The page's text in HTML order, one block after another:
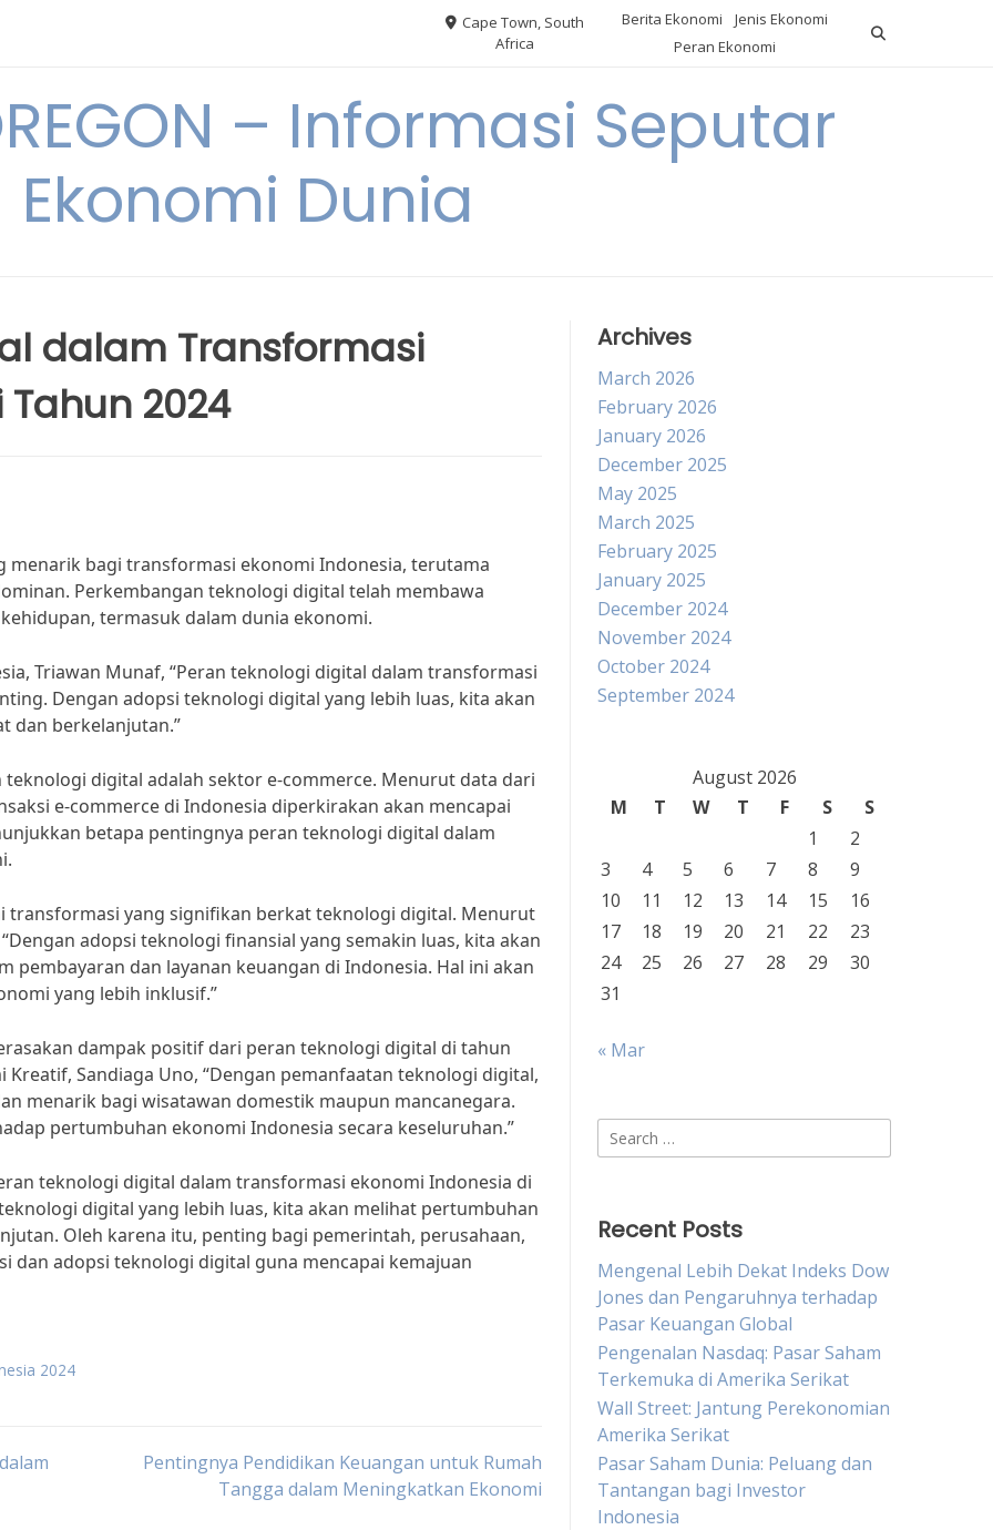
Cape Town, South
Africa
Berita Ekonomi
Jenis Ekonomi
Peran Ekonomi
– Informasi Seputar
Ekonomi Dunia
dalam Transformasi
2024
menarik bagi transformasi ekonomi Indonesia, terutama
Perkembangan teknologi digital telah membawa
termasuk dalam dunia ekonomi.
Triawan Munaf, “Peran teknologi digital dalam transformasi
Dengan adopsi teknologi digital yang lebih luas, kita akan
dan berkelanjutan.”
digital adalah sektor e-commerce. Menurut data dari
e-commerce di Indonesia diperkirakan akan mencapai
betapa pentingnya peran teknologi digital dalam
transformasi yang signifikan berkat teknologi digital. Menurut
adopsi teknologi finansial yang semakin luas, kita akan
pembayaran dan layanan keuangan di Indonesia. Hal ini akan
yang lebih inklusif.”
dampak positif dari peran teknologi digital di tahun
Sandiaga Uno, “Dengan pemanfaatan teknologi digital,
menarik bagi wisatawan domestik maupun mancanegara.
pertumbuhan ekonomi Indonesia secara keseluruhan.”
teknologi digital dalam transformasi ekonomi Indonesia di
digital yang lebih luas, kita akan melihat pertumbuhan
Oleh karena itu, penting bagi pemerintah, perusahaan,
dan adopsi teknologi digital guna mencapai kemajuan
2024
Pentingnya Pendidikan Keuangan untuk Rumah
Tangga dalam Meningkatkan Ekonomi
Archives
March 2026
February 2026
January 2026
December 2025
May 2025
March 2025
February 2025
January 2025
December 2024
November 2024
October 2024
September 2024
August 2026
M
T W T F S
S
1
2
3
4 5 6 7 8
9
10
11 12 13 14 15
16
17
18 19 20 21 22
23
24
25 26 27 28 29
30
31
« Mar
Search
for:
Recent Posts
Mengenal Lebih Dekat Indeks Dow
Jones dan Pengaruhnya terhadap
Pasar Keuangan Global
Pengenalan Nasdaq: Pasar Saham
Terkemuka di Amerika Serikat
Wall Street: Jantung Perekonomian
Amerika Serikat
Pasar Saham Dunia: Peluang dan
Tantangan bagi Investor
Indonesia